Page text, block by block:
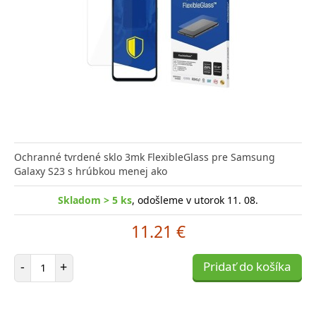
Ochranné tvrdené sklo 3mk FlexibleGlass pre Samsung
Galaxy S23 s hrúbkou menej ako
Skladom > 5 ks, odošleme v utorok 11. 08.
11.21 €
- Počet položiek
+ Pridať do košíka